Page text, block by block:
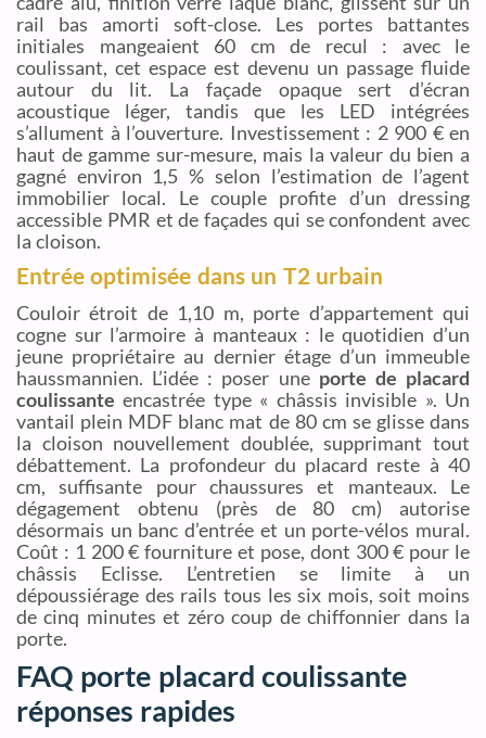
rail bas amorti soft-close. Les portes battantes
initiales mangeaient 60 cm de recul : avec le
coulissant, cet espace est devenu un passage fluide
autour du lit. La façade opaque sert d’écran
acoustique léger, tandis que les LED intégrées
s’allument à l’ouverture. Investissement : 2 900 € en
haut de gamme sur-mesure, mais la valeur du bien a
gagné environ 1,5 % selon l’estimation de l’agent
immobilier local. Le couple profite d’un dressing
accessible PMR et de façades qui se confondent avec
la cloison.
Entrée optimisée dans un T2 urbain
Couloir étroit de 1,10 m, porte d’appartement qui
cogne sur l’armoire à manteaux : le quotidien d’un
jeune propriétaire au dernier étage d’un immeuble
haussmannien. L’idée : poser une porte de placard
coulissante encastrée type « châssis invisible ». Un
vantail plein MDF blanc mat de 80 cm se glisse dans
la cloison nouvellement doublée, supprimant tout
débattement. La profondeur du placard reste à 40
cm, suffisante pour chaussures et manteaux. Le
dégagement obtenu (près de 80 cm) autorise
désormais un banc d’entrée et un porte-vélos mural.
Coût : 1 200 € fourniture et pose, dont 300 € pour le
châssis Eclisse. L’entretien se limite à un
dépoussiérage des rails tous les six mois, soit moins
de cinq minutes et zéro coup de chiffonnier dans la
porte.
FAQ porte placard coulissante
réponses rapides